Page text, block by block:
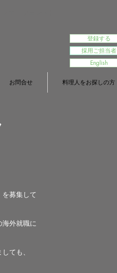
登録する
採用ご担当者
English
お問合せ 料理人をお探しの方
募集して
外就職に
ても、